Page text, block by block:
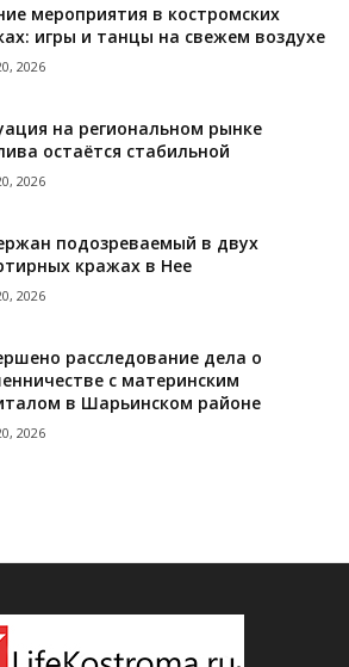
мероприятия в костромских
игры и танцы на свежем воздухе
2026
на региональном рынке
остаётся стабильной
2026
подозреваемый в двух
кражах в Нее
2026
расследование дела о
с материнским
в Шарьинском районе
2026